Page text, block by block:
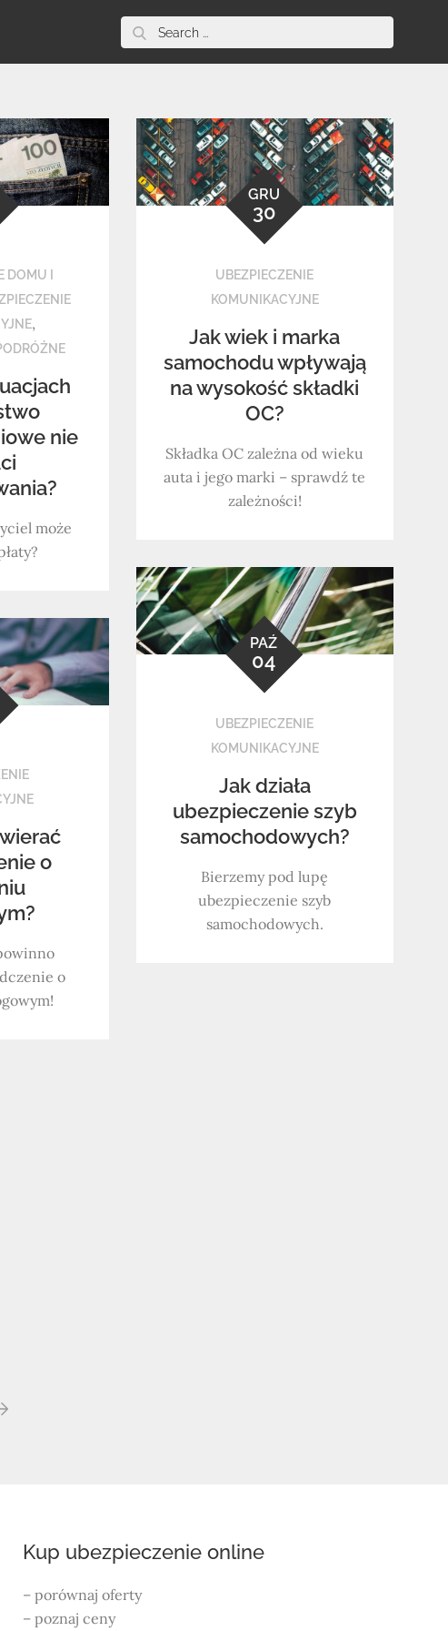
Search
for:
DOMU I
,
nie
może
GRU
30
UBEZPIECZENIE
KOMUNIKACYJNE
Jak wiek i marka
samochodu wpływają
na wysokość składki
OC?
Składka OC zależna od wieku
auta i jego marki – sprawdź te
zależności!
PAŹ
04
UBEZPIECZENIE
KOMUNIKACYJNE
Jak działa
ubezpieczenie szyb
samochodowych?
Bierzemy pod lupę
ubezpieczenie szyb
samochodowych.
o
o
Kup ubezpieczenie online
– porównaj oferty
– poznaj ceny